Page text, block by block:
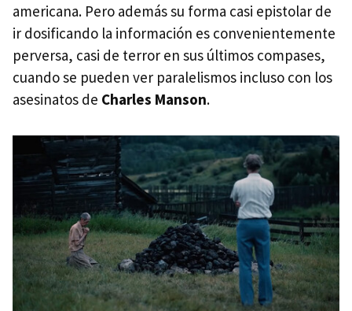
americana. Pero además su forma casi epistolar de
ir dosificando la información es convenientemente
perversa, casi de terror en sus últimos compases,
cuando se pueden ver paralelismos incluso con los
asesinatos de Charles Manson.